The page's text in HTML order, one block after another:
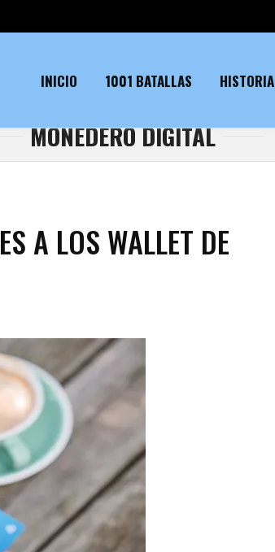
INICIO 1001 BATALLAS HISTORIA
MONEDERO DIGITAL
A LOS WALLET DE